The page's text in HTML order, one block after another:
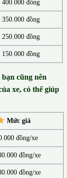
400.000 đồng
350.000 đồng
250.000 đồng
150.000 đồng
cũng nên
xe, có thể giúp
Mức giá
đồng/xe
đồng/xe
đồng/xe